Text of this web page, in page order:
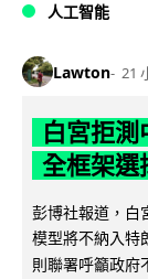
人工智能
Lawton 21
白宮拒
全框架選
彭博社報道，白
模型將不納入特
則聯署呼籲政府